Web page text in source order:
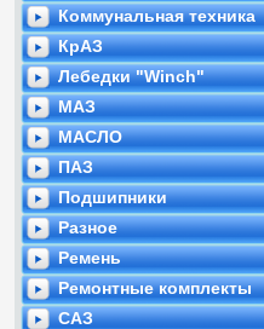
Коммунальная техника
КрАЗ
Лебедки "Winch"
МАЗ
МАСЛО
ПАЗ
Подшипники
Разное
Ремень
Ремонтные комплекты
САЗ